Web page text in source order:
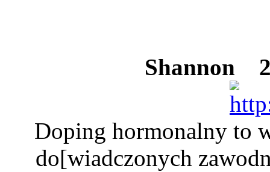
Shannon
Doping hormonalny to
do[wiadczonych